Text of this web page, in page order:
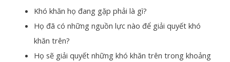
Khó khăn họ đang gặp phải là gì?
Họ đã có những nguồn lực nào để giải quyết khó
khăn trên?
Họ sẽ giải quyết những khó khăn trên trong khoảng